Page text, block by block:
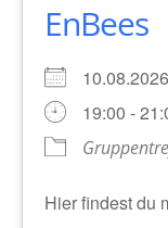
EnBees
19:00 -
Hier findest du